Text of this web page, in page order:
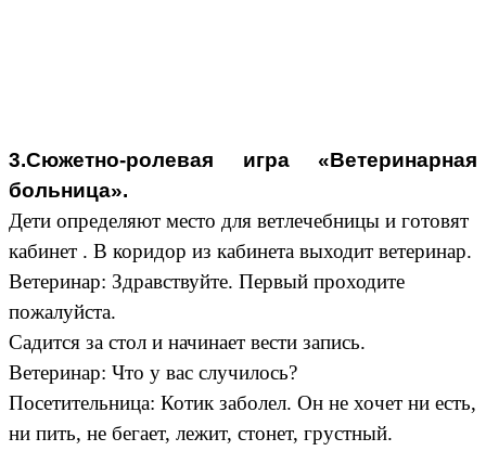
3.Сюжетно-ролевая игра «Ветеринарная
больница».
Дети определяют место для ветлечебницы и готовят
кабинет . В коридор из кабинета выходит ветеринар.
Ветеринар: Здравствуйте. Первый проходите
пожалуйста.
Садится за стол и начинает вести запись.
Ветеринар: Что у вас случилось?
Посетительница: Котик заболел. Он не хочет ни есть,
ни пить, не бегает, лежит, стонет, грустный.